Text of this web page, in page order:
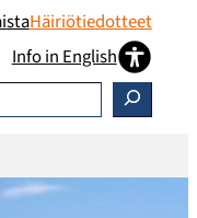
Häiriötiedotteet
Info in English